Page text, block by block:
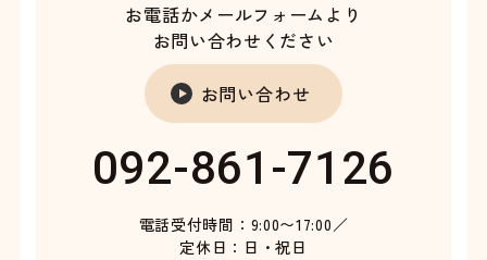
お電話かメールフォームより
お問い合わせください
お問い合わせ
092-861-7126
電話受付時間：9:00〜17:00／
定休日：日・祝日